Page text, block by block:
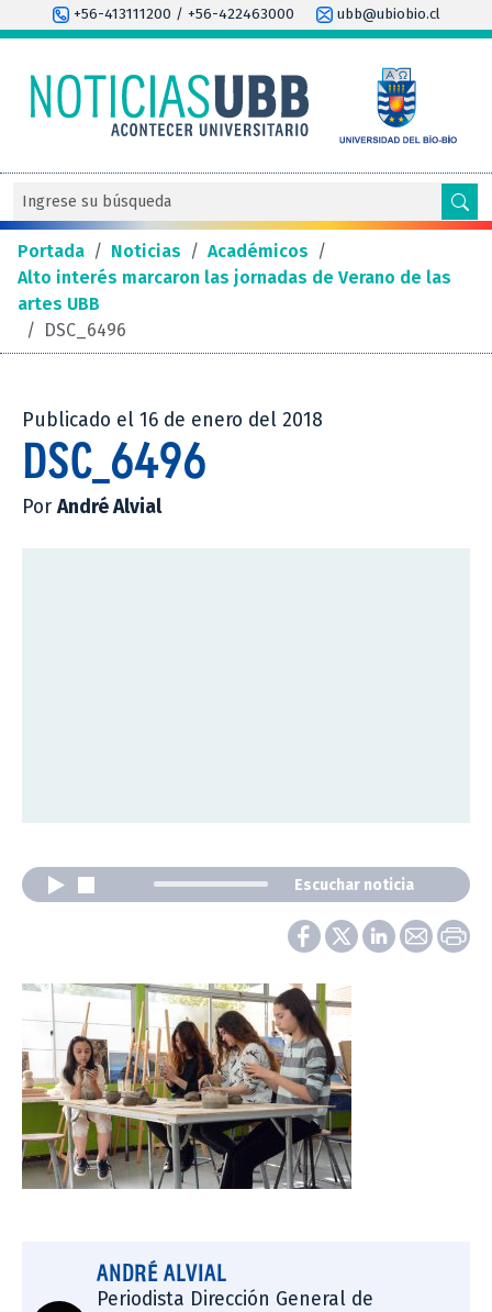
+56-413111200 / +56-422463000 ubb@ubiobio.cl
Portada / Noticias / Académicos /
Alto interés marcaron las jornadas de Verano de las
artes UBB
/ DSC_6496
Publicado el 16 de enero del 2018
DSC_6496
Por André Alvial
Escuchar noticia
ANDRÉ ALVIAL
Periodista Dirección General de